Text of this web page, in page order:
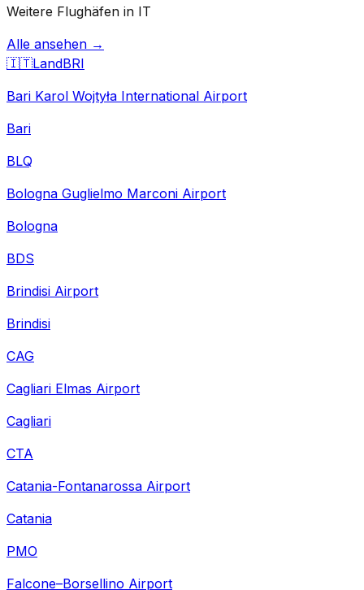
Weitere Flughäfen in IT
Alle ansehen →
🇮🇹LandBRI
Bari Karol Wojtyła International Airport
Bari
BLQ
Bologna Guglielmo Marconi Airport
Bologna
BDS
Brindisi Airport
Brindisi
CAG
Cagliari Elmas Airport
Cagliari
CTA
Catania-Fontanarossa Airport
Catania
PMO
Falcone–Borsellino Airport